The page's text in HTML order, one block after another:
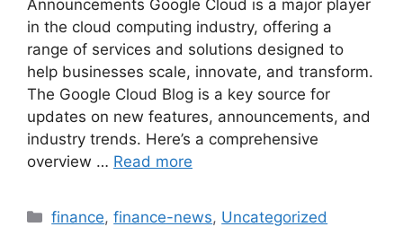
Announcements Google Cloud is a major player
in the cloud computing industry, offering a
range of services and solutions designed to
help businesses scale, innovate, and transform.
The Google Cloud Blog is a key source for
updates on new features, announcements, and
industry trends. Here’s a comprehensive
overview … Read more
Categories
finance,finance-news, Uncategorized